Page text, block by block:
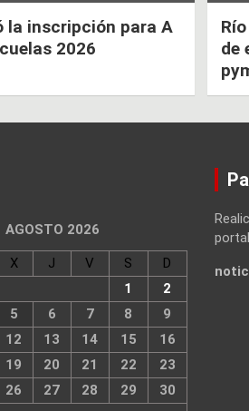
la inscripción para A
2026
de
AGOSTO 2026
X J V S
D
1
2
5 6 7 8
9
12 13 14 15
16
19 20 21 22
23
26 27 28 29
30